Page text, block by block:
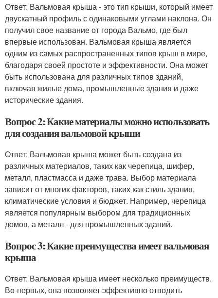
Ответ: Вальмовая крыша - это тип крыши, который имеет
двускатный профиль с одинаковыми углами наклона. Он
получил свое название от города Вальмо, где был
впервые использован. Вальмовая крыша является
одним из самых распространенных типов крыш в мире,
благодаря своей простоте и эффективности. Она может
быть использована для различных типов зданий,
включая жилые дома, промышленные здания и даже
исторические здания.
Вопрос 2: Какие материалы можно использовать
для создания вальмовой крыши
Ответ: Вальмовая крыша может быть создана из
различных материалов, таких как черепица, шифер,
металл, пластмасса и даже трава. Выбор материала
зависит от многих факторов, таких как стиль здания,
климатические условия и бюджет. Например, черепица
является популярным выбором для традиционных
домов, а металл - для промышленных зданий.
Вопрос 3: Какие преимущества имеет вальмовая
крыша
Ответ: Вальмовая крыша имеет несколько преимуществ.
Во-первых, она позволяет эффективно отводить